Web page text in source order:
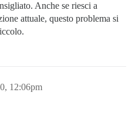
Anche se riesci a
attuale, questo problema si
12:06pm